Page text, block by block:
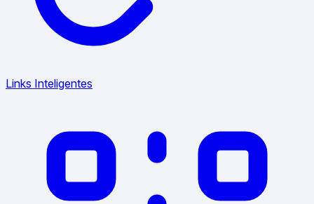
Links Inteligentes